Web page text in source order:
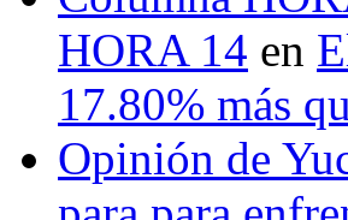
HORA 14 en
17.80% más
Opinión de